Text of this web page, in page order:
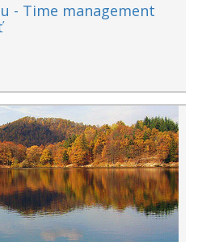
- Time management